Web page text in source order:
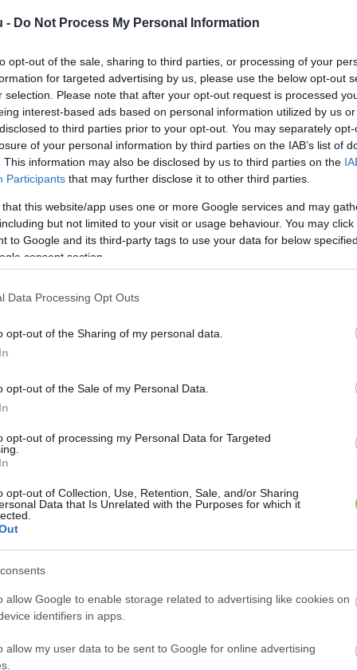
- Do Not Process My Personal Information
opt-out of the sale, sharing to third parties, or processing of your
for targeted advertising by us, please use the below opt-out
selection. Please note that after your opt-out request is processed
interest-based ads based on personal information utilized by us
to third parties prior to your opt-out. You may separately
of your personal information by third parties on the IAB’s list of
This information may also be disclosed by us to third parties on the
Participants that may further disclose it to other third parties.
that this website/app uses one or more Google services and may
but not limited to your visit or usage behaviour. You may
to Google and its third-party tags to use your data for below
consent section.
Data Processing Opt Outs
opt-out of the Sharing of my personal data.
opt-out of the Sale of my Personal Data.
opt-out of processing my Personal Data for Targeted
opt-out of Collection, Use, Retention, Sale, and/or Sharing
Data that Is Unrelated with the Purposes for which it
allow Google to enable storage related to advertising like cookies on
identifiers in apps.
allow my user data to be sent to Google for online advertising
milyen messze van a színpad, mennyibe kerül a
mindenki tudja, miért jött. Az Apostagi Rock
keresztül - SzomatoDráma®️ nap Kecskeméten